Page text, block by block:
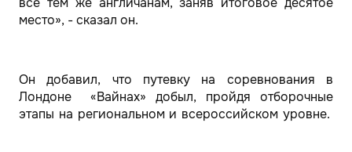
место», - сказал он.
Он добавил, что путевку на соревнования в
Лондоне «Вайнах» добыл, пройдя отборочные
этапы на региональном и всероссийском уровне.